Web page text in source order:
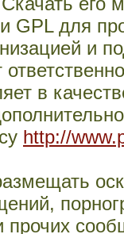
GPL для
и
в
http://
прочих